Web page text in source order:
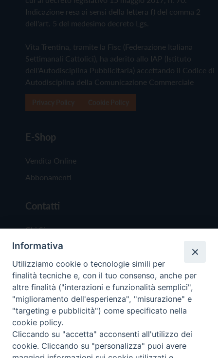
Indicazione resa ai sensi della lettera f) del comma 2
dell'art. 5 del medesimo decreto Lgs.
Vita Trentina, tramite la Fisc (Federazione Italiana
Settimanali Cattolici), ha aderito allo IAP (Istituto
dell'Autodisciplina Pubblicitaria) accettando il Codice di
Autodisciplina della Comunicazione Commerciale
E-Shop
Vendita Online
Abbonamenti
Contatti
Chi Siamo
Redazione
Scrivici
Copyright © 2019 - Tutti i diritti riservati - Vita
Trentina Editrice
Informativa
Utilizziamo cookie o tecnologie simili per
finalità tecniche e, con il tuo consenso, anche per
altre finalità ("interazioni e funzionalità semplici",
"miglioramento dell'esperienza", "misurazione" e
"targeting e pubblicità") come specificato nella
cookie policy.
Cliccando su "accetta" acconsenti all'utilizzo dei
cookie. Cliccando su "personalizza" puoi avere